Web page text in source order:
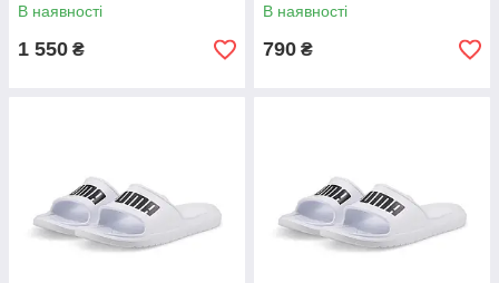
В наявності
1 550 ₴
В наявності
790 ₴